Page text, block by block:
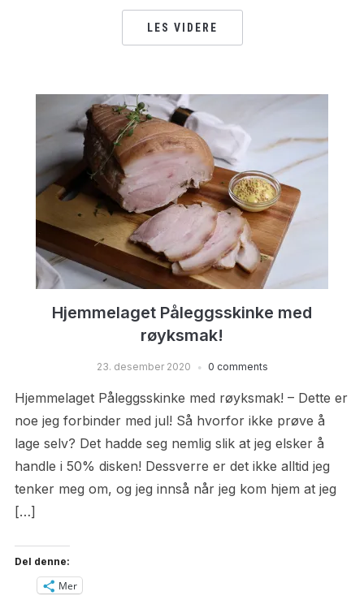
LES VIDERE
Hjemmelaget Påleggsskinke med
røyksmak!
23. desember 2020 0 comments
Hjemmelaget Påleggsskinke med røyksmak! – Dette er
noe jeg forbinder med jul! Så hvorfor ikke prøve å
lage selv? Det hadde seg nemlig slik at jeg elsker å
handle i 50% disken! Dessverre er det ikke alltid jeg
tenker meg om, og jeg innså når jeg kom hjem at jeg
[…]
Del denne:
Mer